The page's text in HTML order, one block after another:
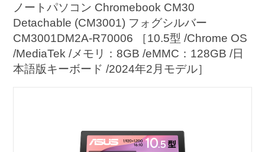
ノートパソコン Chromebook CM30
Detachable (CM3001) フォグシルバー
CM3001DM2A-R70006 ［10.5型 /Chrome OS
/MediaTek /メモリ：8GB /eMMC：128GB /日
本語版キーボード /2024年2月モデル］